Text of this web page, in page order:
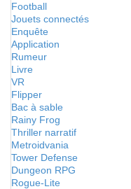
Football
Jouets connectés
Enquête
Application
Rumeur
Livre
VR
Flipper
Bac à sable
Rainy Frog
Thriller narratif
Metroidvania
Tower Defense
Dungeon RPG
Rogue-Lite